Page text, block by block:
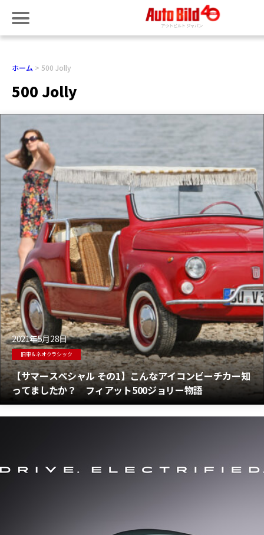
ホーム 500 Jolly
500 Jolly
2021年5月28日
旧車＆ネオクラシック
【サマースペシャル その1】こんなアイコンビーチカー知
ってましたか？ フィアット500ジョリー物語